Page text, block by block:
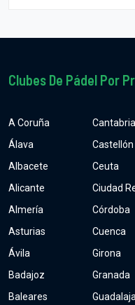
Clubes De Pádel Por
A Coruña
Álava
Albacete
Alicante
Almería
Asturias
Ávila
Badajoz
Baleares
Cantabria
Castellón
Ceuta
Ciudad
Córdoba
Cuenca
Girona
Granada